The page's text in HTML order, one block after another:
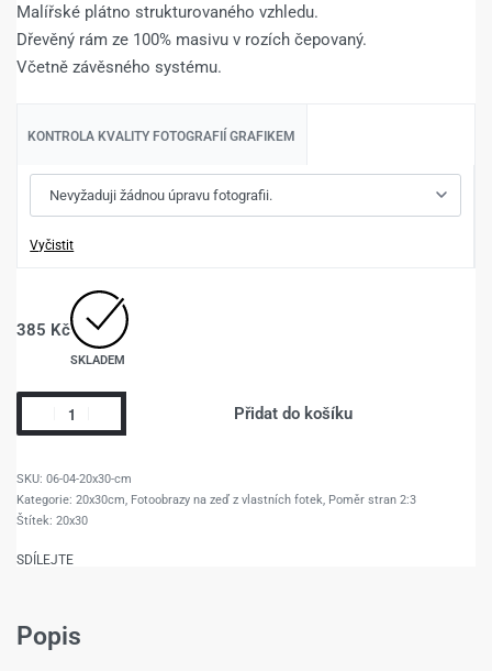
Malířské plátno strukturovaného vzhledu.
Dřevěný rám ze 100% masivu v rozích čepovaný.
Včetně závěsného systému.
KONTROLA KVALITY FOTOGRAFIÍ GRAFIKEM
Vyčistit
385 Kč
SKLADEM
Přidat do košíku
06-04-20x30-cm
Kategorie: 20x30cm, Fotoobrazy na zeď z vlastních fotek, Poměr stran 2:3
Štítek: 20x30
SDÍLEJTE
Popis